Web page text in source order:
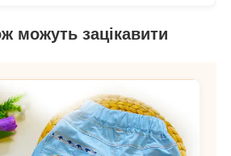
можуть зацікавити